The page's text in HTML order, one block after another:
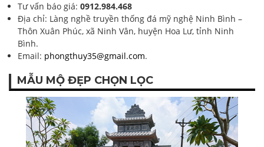
Tư vấn báo giá: 0912.984.468
Địa chỉ: Làng nghề truyền thống đá mỹ nghệ Ninh Bình –
Thôn Xuân Phúc, xã Ninh Vân, huyện Hoa Lư, tỉnh Ninh
Bình.
Email: phongthuy35@gmail.com.
MẪU MỘ ĐẸP CHỌN LỌC